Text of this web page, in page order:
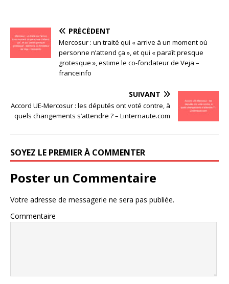
PRÉCÉDENT
Mercosur : un traité qui « arrive à un moment où
personne n’attend ça », et qui « paraît presque
grotesque », estime le co-fondateur de Veja –
franceinfo
SUIVANT
Accord UE-Mercosur : les députés ont voté contre, à
quels changements s’attendre ? – Linternaute.com
SOYEZ LE PREMIER À COMMENTER
Poster un Commentaire
Votre adresse de messagerie ne sera pas publiée.
Commentaire